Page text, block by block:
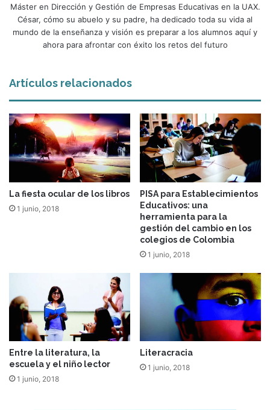
Máster en Dirección y Gestión de Empresas Educativas en la UAX.
César, cómo su abuelo y su padre, ha dedicado toda su vida al
mundo de la enseñanza y visión es preparar a los alumnos aquí y
ahora para afrontar con éxito los retos del futuro
Artículos relacionados
La fiesta ocular de los libros
1 junio, 2018
PISA para Establecimientos
Educativos: una
herramienta para la
gestión del cambio en los
colegios de Colombia
1 junio, 2018
Entre la literatura, la
escuela y el niño lector
1 junio, 2018
Literacracia
1 junio, 2018